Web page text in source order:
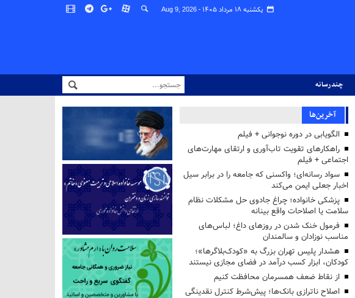
یکشنبه ۱۸ مرداد ۱۴۰۵ - Aug 9, 2026
چندرسانه
آخرین‌ها
الگویابی در دوره نوجوانی + فیلم
راهکارهای تقویت تاب‌آوری و ارتقای مهارت‌های
اجتماعی + فیلم
سواد رسانه‌ای؛ واکسنی که جامعه را در برابر سیل
اخبار جعلی ایمن می‌کند
پزشکی خانواده؛ چراغ جادوی حل مشکلات نظام
سلامت یا اصلاحات واقع بینانه
فرمول خنک شدن در روزهای داغ؛ لباس‌های
مناسب نوزادان و سالمندان
هشدار پلیس تهران بزرگ به «کودک‌بلاگرها»؛
کودکان، ابزار کسب درآمد در فضای مجازی نیستند
از نقاط ضعف همسرمان محافظت کنیم
اصلاح ناترازی بانک‌ها؛ پیش‌شرط کنترل نقدینگی